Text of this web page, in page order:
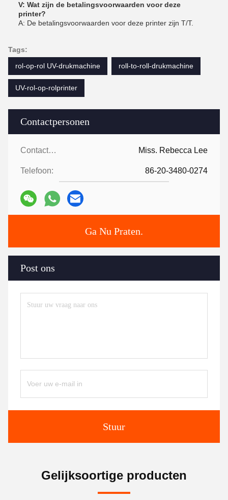
Contactpersonen
Contactpersonen: Miss. Rebecca Lee
Telefoon: 86-20-3480-0274
Ga Nu Praten.
Post ons
Stuur
V: Wat zijn de betalingsvoorwaarden voor deze
printer?
A: De betalingsvoorwaarden voor deze printer zijn T/T.
Tags:
rol-op-rol UV-drukmachine
roll-to-roll-drukmachine
UV-rol-op-rolprinter
Gelijksoortige producten